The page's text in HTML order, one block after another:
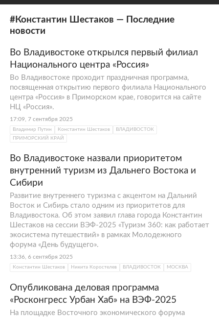
#Константин Шестаков — Последние
новости
Во Владивостоке открылся первый филиал
Национального центра «Россия»
Во Владивостоке проходит праздничная программа,
посвященная открытию первого филиала Национального
центра «Россия» в Приморском крае, говорится на сайте
НЦ «Россия».
17:09, 7 сентября 2025
Владимир Путин Константин Шестаков
ВЛАДИВОСТОК
ПРИМОРСКИЙ КРАЙ
Во Владивостоке назвали приоритетом
внутренний туризм из Дальнего Востока и
Сибири
Развитие внутреннего туризма с акцентом на Дальний
Восток и Сибирь стало одним из приоритетов для
Владивостока. Об этом заявил глава города Константин
Шестаков на сессии ВЭФ-2025 «Туризм 360: как работает
экосистема путешествий» в рамках Молодежного
форума «День будущего».
13:36, 6 сентября 2025
Константин Шестаков Никита Коростелев ВЛАДИВОСТОК МОСКВА
Опубликована деловая программа
«Росконгресс Урбан Хаб» на ВЭФ-2025
На площадке Восточного экономического форума